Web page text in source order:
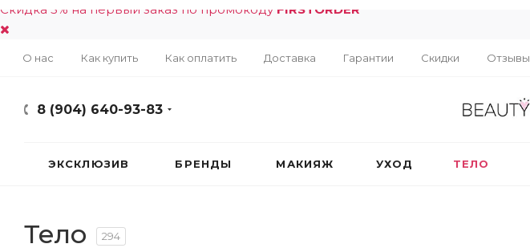
Скидка 5% на первый заказ по промокоду FIRSTORDER
О нас Как купить Как оплатить Доставка Гарантии Скидки Отзывы
8 (904) 640-93-83
ЭКСКЛЮЗИВ БРЕНДЫ МАКИЯЖ УХОД ТЕЛО
Тело 294